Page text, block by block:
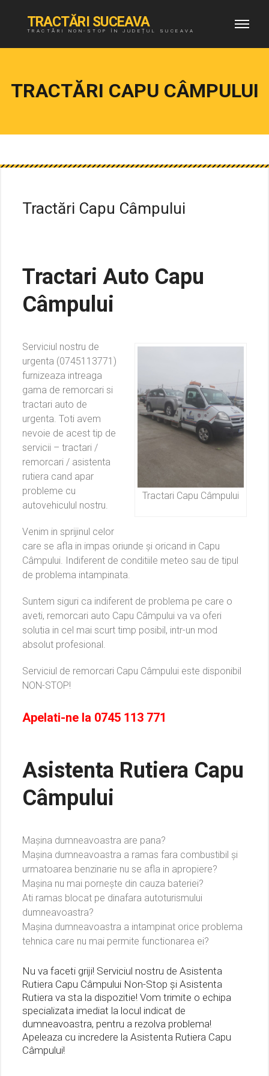
TRACTĂRI SUCEAVA
TRACTĂRI NON-STOP ÎN JUDEȚUL SUCEAVA
TRACTĂRI CAPU CÂMPULUI
Tractări Capu Câmpului
Tractari Auto Capu
Câmpului
Tractari Capu Câmpului
Serviciul nostru de
urgenta (0745113771)
furnizeaza intreaga
gama de remorcari si
tractari auto de
urgenta. Toti avem
nevoie de acest tip de
servicii – tractari /
remorcari / asistenta
rutiera cand apar
probleme cu
autovehiculul nostru.
Venim in sprijinul celor
care se afla in impas oriunde și oricand in Capu
Câmpului. Indiferent de conditiile meteo sau de tipul
de problema intampinata.
Suntem siguri ca indiferent de problema pe care o
aveti, remorcari auto Capu Câmpului va va oferi
solutia in cel mai scurt timp posibil, intr-un mod
absolut profesional.
Serviciul de remorcari Capu Câmpului este disponibil
NON-STOP!
Apelati-ne la 0745 113 771
Asistenta Rutiera Capu
Câmpului
Mașina dumneavoastra are pana?
Mașina dumneavoastra a ramas fara combustibil și
urmatoarea benzinarie nu se afla in apropiere?
Mașina nu mai pornește din cauza bateriei?
Ati ramas blocat pe dinafara autoturismului
dumneavoastra?
Mașina dumneavoastra a intampinat orice problema
tehnica care nu mai permite functionarea ei?
Nu va faceti griji! Serviciul nostru de Asistenta
Rutiera Capu Câmpului Non-Stop și Asistenta
Rutiera va sta la dispozitie! Vom trimite o echipa
specializata imediat la locul indicat de
dumneavoastra, pentru a rezolva problema!
Apeleaza cu incredere la Asistenta Rutiera Capu
Câmpului!